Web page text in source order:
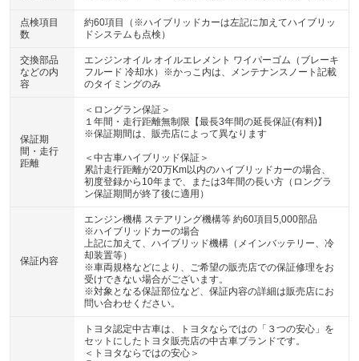
点検項目
数
約60項目（※ハイブリッドカーは左記に加えてハイブリッ
ドシステムも点検）
交換部品
などの内
容
エンジンオイル オイルエレメント ワイパーゴム（ブレーキ
フルード 冷却水）※かっこ内は、メンテナンスノート記載
のタイミングのみ
保証期
間・走行
距離
＜ロングラン保証＞
１年間・走行距離無制限【最長3年間の延長保証(有料)】
※保証期間は、販売店によって異なります
＜中古車ハイブリッド保証＞
累計走行距離が20万Km以内のハイブリッドカーの場合、
初度登録から10年まで、または3年間の長い方（ロングラ
ン保証期間が終了後に適用）
保証内容
エンジン機構 ステアリング機構等 約60項目5,000部品
※ハイブリッドカーの場合
上記に加えて、ハイブリッド機構（メインバッテリー、冷
却装置等）
※車両規格などにより、ご希望の販売店での保証修理をお
受けできない場合がございます。
※対象となる保証部位など、保証内容の詳細は販売店にお
問い合わせください。
トヨタ認定中古車は、トヨタならではの「３つの安心」を
セットにしたトヨタ販売店の中古車ブランドです。
＜トヨタならではの安心＞